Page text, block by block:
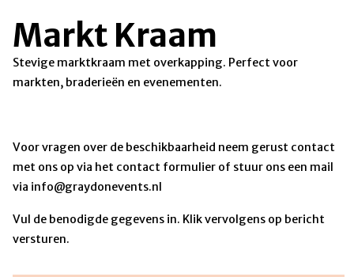
Markt Kraam
Stevige marktkraam met overkapping. Perfect voor
markten, braderieën en evenementen.
Voor vragen over de beschikbaarheid neem gerust contact
met ons op via het contact formulier of stuur ons een mail
via info@graydonevents.nl
Vul de benodigde gegevens in. Klik vervolgens op bericht
versturen.